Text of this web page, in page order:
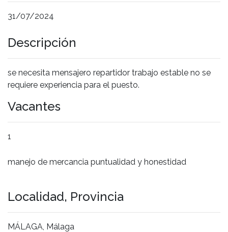
31/07/2024
Descripción
se necesita mensajero repartidor trabajo estable no se
requiere experiencia para el puesto.
Vacantes
1
manejo de mercancia puntualidad y honestidad
Localidad, Provincia
MÁLAGA, Málaga